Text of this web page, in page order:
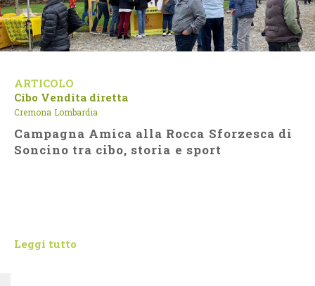
ARTICOLO
Cibo Vendita diretta
Cremona Lombardia
Campagna Amica alla Rocca Sforzesca di
Soncino tra cibo, storia e sport
Leggi tutto